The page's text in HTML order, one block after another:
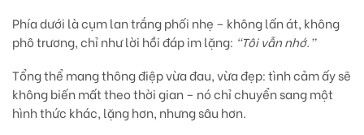
Phía dưới là cụm lan trắng phối nhẹ – không lấn át, không
phô trương, chỉ như lời hồi đáp im lặng: “Tôi vẫn nhớ.”
Tổng thể mang thông điệp vừa đau, vừa đẹp: tình cảm ấy sẽ
không biến mất theo thời gian – nó chỉ chuyển sang một
hình thức khác, lặng hơn, nhưng sâu hơn.